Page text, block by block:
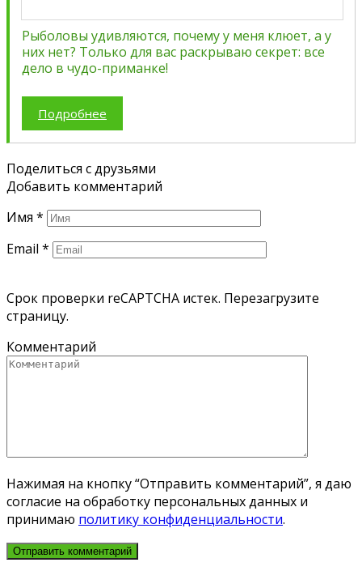
Рыболовы удивляются, почему у меня клюет, а у
них нет? Только для вас раскрываю секрет: все
дело в чудо-приманке!
Подробнее
Поделиться с друзьями
Добавить комментарий
Имя *
Email *
Срок проверки reCAPTCHA истек. Перезагрузите
страницу.
Комментарий
Нажимая на кнопку “Отправить комментарий”, я даю
согласие на обработку персональных данных и
принимаю политику конфиденциальности.